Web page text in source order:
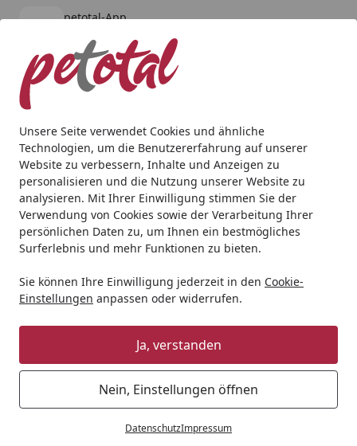
Unsere Seite verwendet Cookies und ähnliche
Technologien, um die Benutzererfahrung auf unserer
Website zu verbessern, Inhalte und Anzeigen zu
personalisieren und die Nutzung unserer Website zu
analysieren. Mit Ihrer Einwilligung stimmen Sie der
Verwendung von Cookies sowie der Verarbeitung Ihrer
persönlichen Daten zu, um Ihnen ein bestmögliches
Surferlebnis und mehr Funktionen zu bieten.
Sie können Ihre Einwilligung jederzeit in den Cookie-
Einstellungen anpassen oder widerrufen.
Ja, verstanden
Nein, Einstellungen öffnen
DatenschutzImpressum
petotal-App
kostenlos - Im App Store
Alle Produkte
Mein Konto
Suchen
Aquarien
Startseite
Aquarien
Das von Ihnen gesuchte Produkt "Aquatlantis
Unterschrank" ist leider nicht mehr verfügbar. Sie